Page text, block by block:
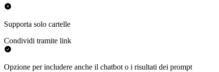
Supporta solo cartelle
Condividi tramite link
Opzione per includere anche il chatbot o i risultati dei prompt